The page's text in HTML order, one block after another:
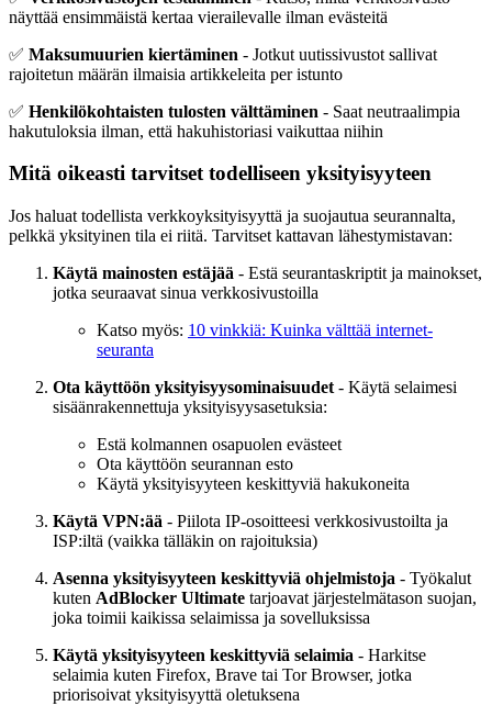
näyttää ensimmäistä kertaa vierailevalle ilman evästeitä
✅ Maksumuurien kiertäminen - Jotkut uutissivustot sallivat
rajoitetun määrän ilmaisia artikkeleita per istunto
✅ Henkilökohtaisten tulosten välttäminen - Saat neutraalimpia
hakutuloksia ilman, että hakuhistoriasi vaikuttaa niihin
Mitä oikeasti tarvitset todelliseen yksityisyyteen
Jos haluat todellista verkkoyksityisyyttä ja suojautua seurannalta,
pelkkä yksityinen tila ei riitä. Tarvitset kattavan lähestymistavan:
Käytä mainosten estäjää - Estä seurantaskriptit ja mainokset,
jotka seuraavat sinua verkkosivustoilla
Katso myös: 10 vinkkiä: Kuinka välttää internet-
seuranta
Ota käyttöön yksityisyysominaisuudet - Käytä selaimesi
sisäänrakennettuja yksityisyysasetuksia:
Estä kolmannen osapuolen evästeet
Ota käyttöön seurannan esto
Käytä yksityisyyteen keskittyviä hakukoneita
Käytä VPN:ää - Piilota IP-osoitteesi verkkosivustoilta ja
ISP:iltä (vaikka tälläkin on rajoituksia)
Asenna yksityisyyteen keskittyviä ohjelmistoja - Työkalut
kuten AdBlocker Ultimate tarjoavat järjestelmätason suojan,
joka toimii kaikissa selaimissa ja sovelluksissa
Käytä yksityisyyteen keskittyviä selaimia - Harkitse
selaimia kuten Firefox, Brave tai Tor Browser, jotka
priorisoivat yksityisyyttä oletuksena